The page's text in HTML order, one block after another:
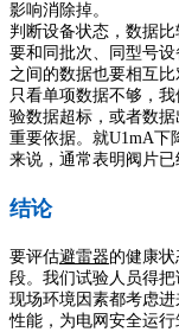
影响消除掉。
判断设备状态，数据
要和同批次、同型号
之间的数据也要相互
只看单项数据不够，
验数据超标，或者数
重要依据。就U1mA下
来说，通常表明阀片已
结论
要评估避雷器的健康
段。我们试验人员得把
现场环境因素都考虑
性能，为电网安全运行